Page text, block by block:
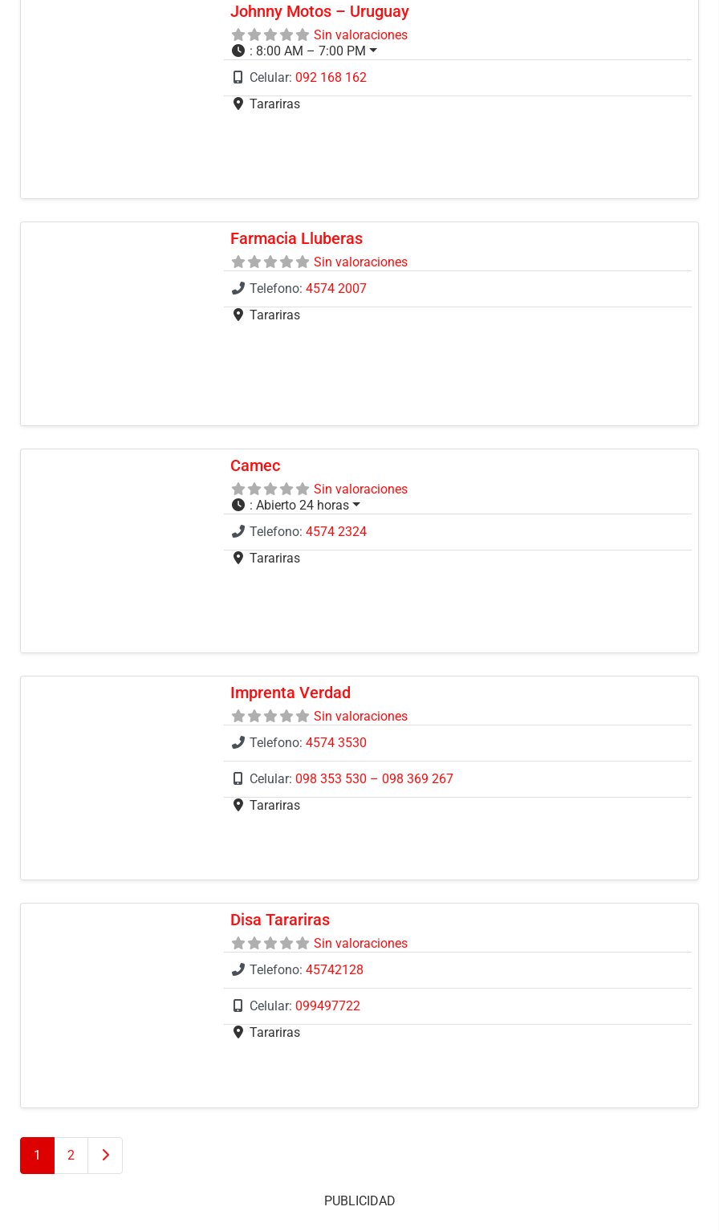
Johnny Motos – Uruguay
Sin valoraciones
: 8:00 AM – 7:00 PM
Celular: 092 168 162
Tarariras
Farmacia Lluberas
Sin valoraciones
Telefono:4574 2007
Tarariras
Camec
Sin valoraciones
:Abierto 24 horas
Telefono:4574 2324
Tarariras
Imprenta Verdad
Sin valoraciones
Telefono:4574 3530
Celular: 098 353 530 – 098 369 267
Tarariras
Disa Tarariras
Sin valoraciones
Telefono:45742128
Celular: 099497722
Tarariras
1 2 Entradas anteriores
PUBLICIDAD